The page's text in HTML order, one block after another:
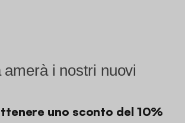
amerà i nostri nuovi
uno sconto del 10%